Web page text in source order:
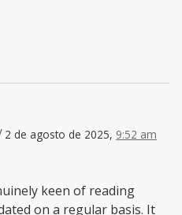
2 de agosto de 2025, 9:52 am
keen of reading
on a regular basis. It